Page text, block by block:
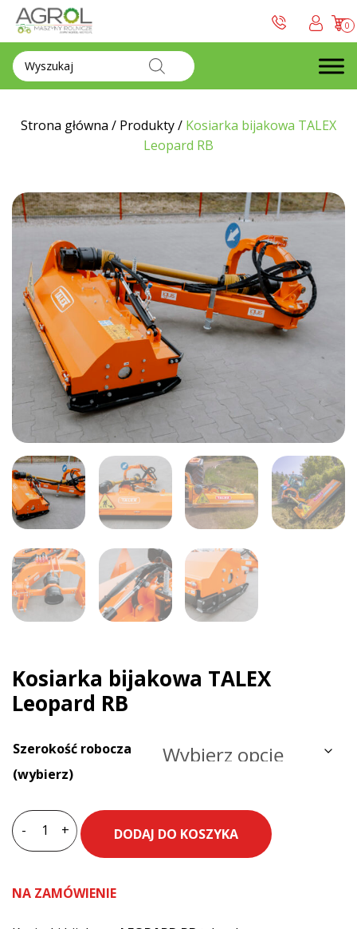
0
Wyszukiwarka
produktów
Strona główna / Produkty/ Kosiarka bijakowa TALEX
Leopard RB
Kosiarka bijakowa TALEX
Leopard RB
Szerokość robocza
(wybierz)
-
ilość
TALEX
+ DODAJ DO KOSZYKA
NA ZAMÓWIENIE